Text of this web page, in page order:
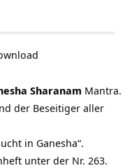
Sharanam Mantra.
der Beseitiger aller
in Ganesha“.
unter der Nr. 263.